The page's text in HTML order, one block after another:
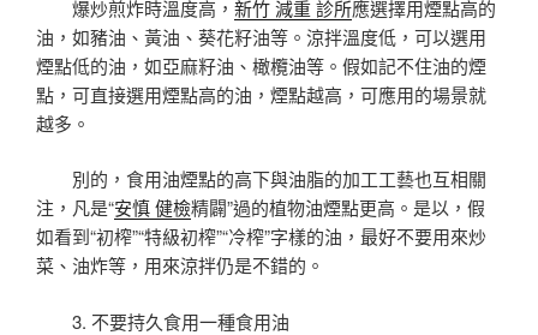
爆炒煎炸時溫度高， 新竹 減重 診所應選擇用煙點高的
油，如豬油、黃油、葵花籽油等。涼拌溫度低，可以選用
煙點低的油，如亞麻籽油、橄欖油等。假如記不住油的煙
點，可直接選用煙點高的油，煙點越高，可應用的場景就
越多。
別的，食用油煙點的高下與油脂的加工工藝也互相關
注，凡是“安慎 健檢精闢”過的植物油煙點更高。是以，假
如看到“初榨”“特級初榨”“冷榨”字樣的油，最好不要用來炒
菜、油炸等，用來涼拌仍是不錯的。
3. 不要持久食用一種食用油